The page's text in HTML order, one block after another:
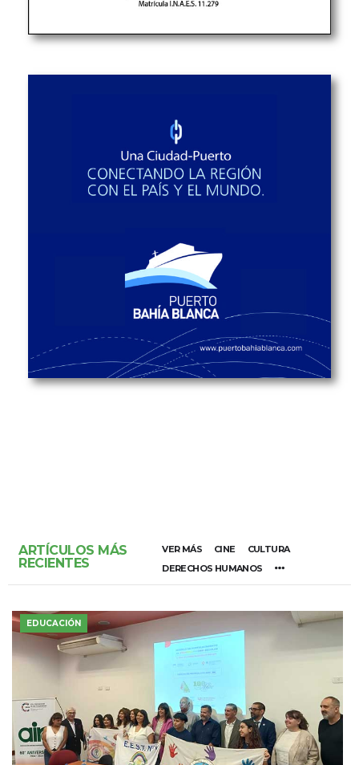
ARTÍCULOS MÁS
RECIENTES
VER MÁS CINE
CULTURA
DERECHOS HUMANOS
EDUCACIÓN